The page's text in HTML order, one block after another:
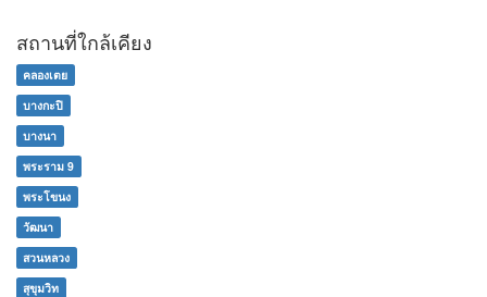
สถานที่ใกล้เคียง
คลองเตย
บางกะปิ
บางนา
พระราม 9
พระโขนง
วัฒนา
สวนหลวง
สุขุมวิท